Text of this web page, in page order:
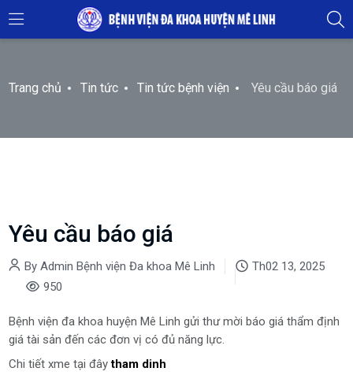
Trang chủ Tin tức Tin tức bệnh viện Yêu cầu báo giá
Yêu cầu báo giá
By Admin Bệnh viện Đa khoa Mê Linh
Th02 13, 2025
950
Bệnh viện đa khoa huyện Mê Linh gửi thư mời báo giá thẩm định
giá tài sản đến các đơn vị có đủ năng lực.
Chi tiết xme tại đâytham dinh